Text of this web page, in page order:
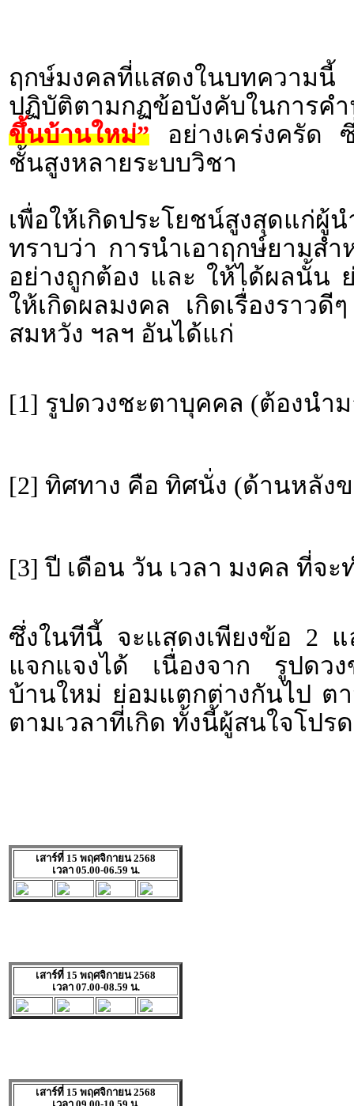
ฤกษ์มงคลที่แสดงในบทความ
ปฏิบัติตามกฏข้อบังคับในการ
ขึ้นบ้านใหม่” อย่างเคร่งครัด
ชั้นสูงหลายระบบวิชา
เพื่อให้เกิดประโยชน์สูงสุดแก่
ทราบว่า การนำเอาฤกษ์ยามส
อย่างถูกต้อง และ ให้ได้ผลนั้น
ให้เกิดผลมงคล เกิดเรื่องราว
สมหวัง ฯลฯ อันได้แก่
[1] รูปดวงชะตาบุคคล (ต้องนำ
[2] ทิศทาง คือ ทิศนั่ง (ด้านหลัง
[3] ปี เดือน วัน เวลา มงคล ที่จ
ซึ่งในทีนี้ จะแสดงเพียงข้อ 2
แจกแจงได้ เนื่องจาก รูปดวง
บ้านใหม่ ย่อมแตกต่างกันไป ต
ตามเวลาที่เกิด ทั้งนี้ผู้สนใจโปร
เสาร์ที่ 15 พฤศจิกายน 2568
เวลา 05.00-06.59 น.
เสาร์ที่ 15 พฤศจิกายน 2568
เวลา 07.00-08.59 น.
เสาร์ที่ 15 พฤศจิกายน 2568